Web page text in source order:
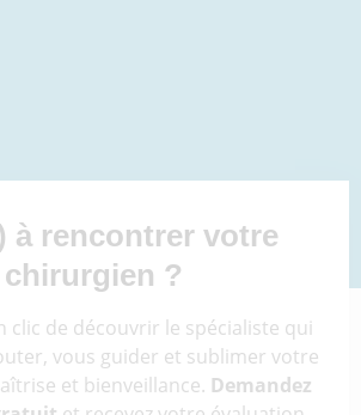
à rencontrer votre
chirurgien ?
clic de découvrir le spécialiste qui
vous guider et sublimer votre
et bienveillance. Demandez